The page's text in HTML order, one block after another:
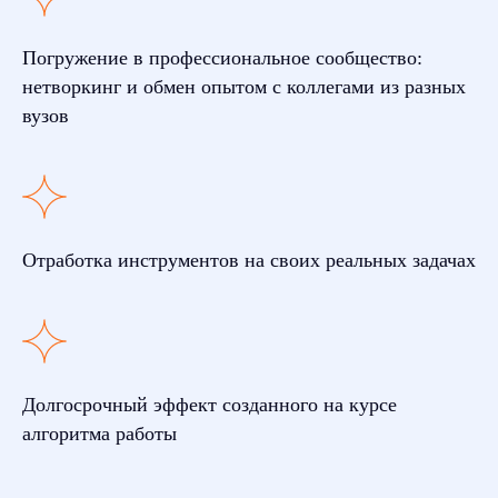
Погружение в профессиональное сообщество:
нетворкинг и обмен опытом с коллегами из разных
вузов
Отработка инструментов на своих реальных задачах
Долгосрочный эффект созданного на курсе
алгоритма работы